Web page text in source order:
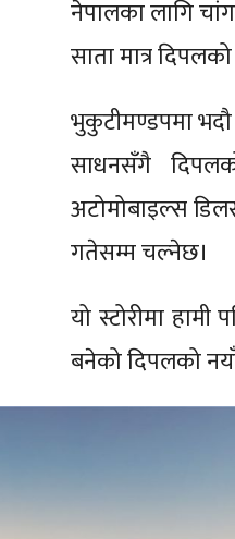
नेपालका लागि
साता मात्र
भुकुटीमण्डपमा
साधनसँगै
अटोमोबाइल्स
गतेसम्म चल्नेछ।
यो स्टोरीमा
बनेको दिपलको